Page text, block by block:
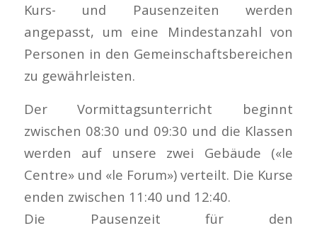
Kurs- und Pausenzeiten werden
angepasst, um eine Mindestanzahl von
Personen in den Gemeinschaftsbereichen
zu gewährleisten.
Der Vormittagsunterricht beginnt
zwischen 08:30 und 09:30 und die Klassen
werden auf unsere zwei Gebäude («le
Centre» und «le Forum») verteilt. Die Kurse
enden zwischen 11:40 und 12:40.
Die Pausenzeit für den